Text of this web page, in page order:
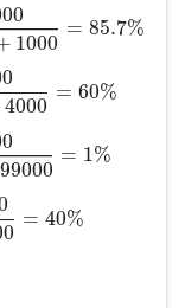
1000
= 85.7%
1000=85.7%
4000
= 60%
= 60%
99000
= 1%
=1 %
= 40%
= 40 %